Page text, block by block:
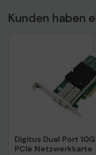
gemäß der EU-
Datenverordnung
Kunden haben
Digitus Dual Port 10G
PCIe Netzwerkkarte